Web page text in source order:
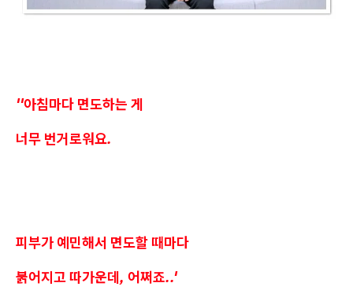
''아침마다 면도하는 게
너무 번거로워요.
피부가 예민해서 면도할 때마다
붉어지고 따가운데, 어쩌죠..'